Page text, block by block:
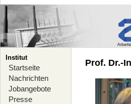
Institut
Startseite
Nachrichten
Jobangebote
Presse
Prof. Dr.-